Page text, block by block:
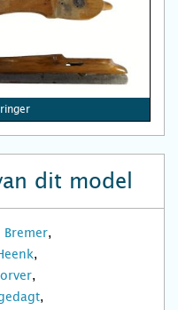
dit model
Bremer